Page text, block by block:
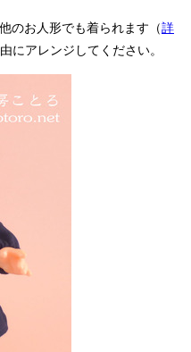
のお人形でも着られます（詳
にアレンジしてください。